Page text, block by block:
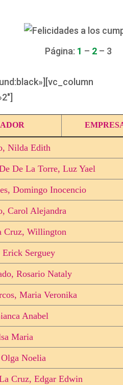
Página: 1 – 2– 3
Nilda Edith
De La Torre, Luz Yael
Domingo Inocencio
Carol Alejandra
Cruz, Willington
Serguey
Rosario Nataly
Maria Veronika
Anabel
Maria
Noelia
Cruz, Edgar Edwin